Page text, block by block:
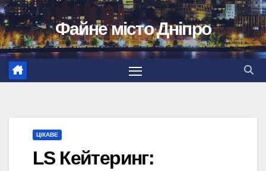
Перейти
до
вмісту
Файне місто Дніпро
ЦІКАВЕ
LS Кейтеринг: